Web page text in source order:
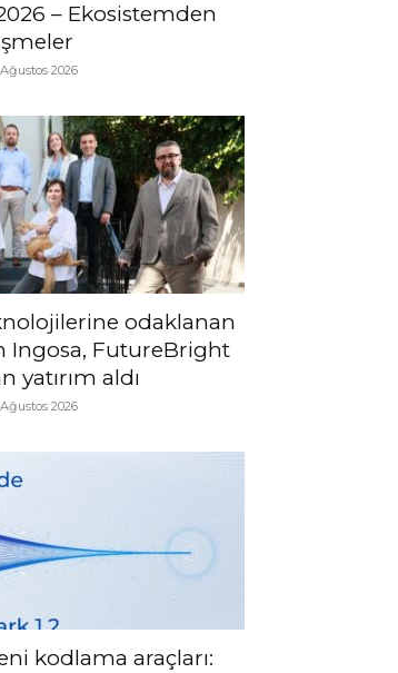
– Ekosistemden
2026
odaklanan
Ingosa, FutureBright
yatırım aldı
2026
kodlama araçları: